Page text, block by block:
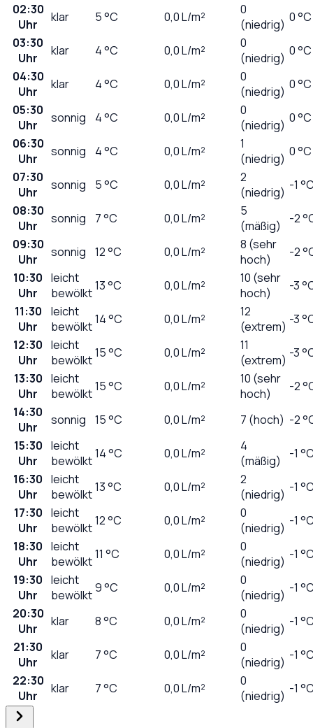
02:30
Uhr
klar 5°C 0,0L/m²
0
(niedrig) 0 °C
03:30
Uhr
klar 4°C 0,0L/m²
0
(niedrig) 0 °C
04:30
Uhr
klar 4°C 0,0L/m²
0
(niedrig) 0 °C
05:30
Uhr
sonnig 4°C 0,0L/m²
0
(niedrig) 0 °C
06:30
Uhr
sonnig 4°C 0,0L/m²
1
(niedrig) 0 °C
07:30
Uhr
sonnig 5°C 0,0L/m²
2
(niedrig) -1
08:30
Uhr
sonnig 7°C 0,0L/m²
5
(mäßig)
-2
09:30
Uhr
sonnig 12°C 0,0L/m²
8 (sehr
hoch)
-2
10:30
Uhr
leicht
bewölkt13°C 0,0L/m²
10 (sehr
hoch)
-3
11:30
Uhr
leicht
bewölkt14°C 0,0L/m²
12
(extrem) -3
12:30
Uhr
leicht
bewölkt15°C 0,0L/m²
11
(extrem) -3
13:30
Uhr
leicht
bewölkt15°C 0,0L/m²
10 (sehr
hoch)
-2
14:30
Uhr
sonnig 15°C 0,0L/m² 7 (hoch) -2
15:30
Uhr
leicht
bewölkt14°C 0,0L/m²
4
(mäßig)
-1
16:30
Uhr
leicht
bewölkt13°C 0,0L/m²
2
(niedrig) -1
17:30
Uhr
leicht
bewölkt12°C 0,0L/m²
0
(niedrig) -1
18:30
Uhr
leicht
bewölkt11 °C 0,0L/m²
0
(niedrig) -1
19:30
Uhr
leicht
bewölkt9°C 0,0L/m²
0
(niedrig) -1
20:30
Uhr
klar 8°C 0,0L/m²
0
(niedrig) -1
21:30
Uhr
klar 7°C 0,0L/m²
0
(niedrig) -1
22:30
Uhr
klar 7°C 0,0L/m²
0
(niedrig) -1